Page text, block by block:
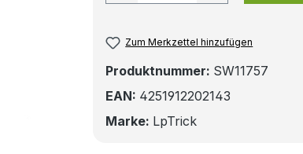
Zum Merkzettel hinzufügen
Produktnummer: SW11757
EAN: 4251912202143
Marke: LpTrick